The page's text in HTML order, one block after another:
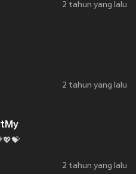
2 tahun yang lalu
2 tahun yang lalu
2 tahun yang lalu